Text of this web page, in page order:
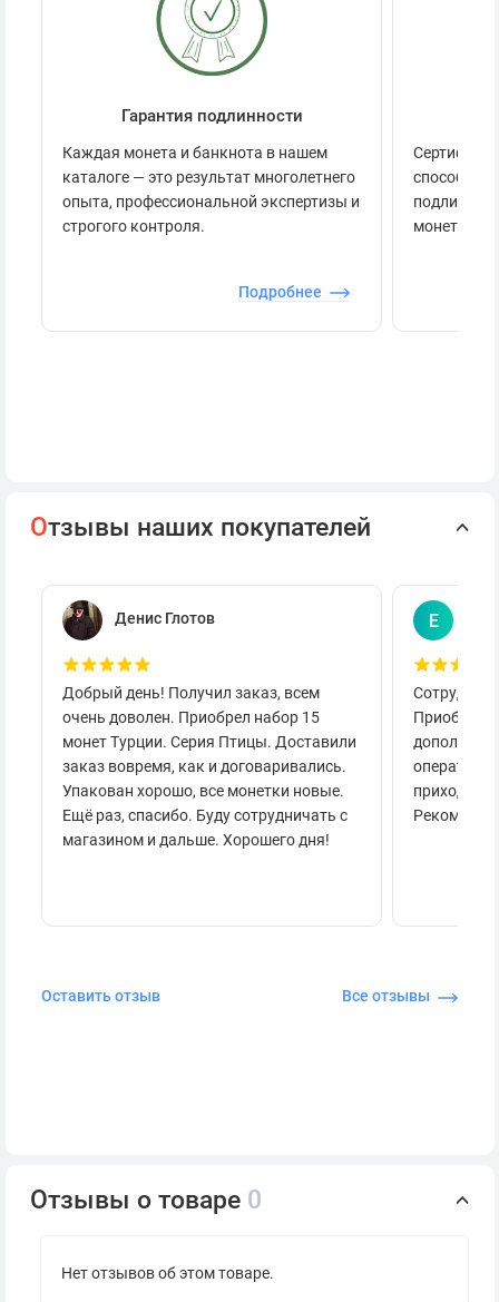
Гарантия подлинности
Каждая монета и банкнота в нашем
каталоге — это результат многолетнего
опыта, профессиональной экспертизы и
строгого контроля.
Подробнее
способов
монеты.
Отзывы наших покупателей
Денис Глотов
Добрый день! Получил заказ, всем
очень доволен. Приобрел набор 15
монет Турции. Серия Птицы. Доставили
заказ вовремя, как и договаривались.
Упакован хорошо, все монетки новые.
Ещё раз, спасибо. Буду сотрудничать с
магазином и дальше. Хорошего дня!
Е
приходило
Оставить отзыв Все отзывы
Отзывы о товаре 0
Нет отзывов об этом товаре.